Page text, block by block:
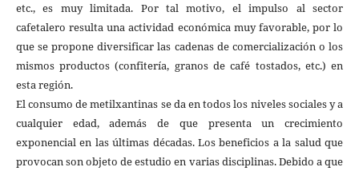
etc., es muy limitada. Por tal motivo, el impulso al sector
cafetalero resulta una actividad económica muy favorable, por lo
que se propone diversificar las cadenas de comercialización o los
mismos productos (confitería, granos de café tostados, etc.) en
esta región.
El consumo de metilxantinas se da en todos los niveles sociales y a
cualquier edad, además de que presenta un crecimiento
exponencial en las últimas décadas. Los beneficios a la salud que
provocan son objeto de estudio en varias disciplinas. Debido a que